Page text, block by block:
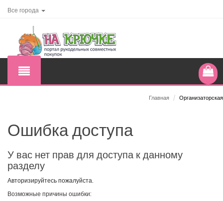
Все города
Главная / Организаторская
Ошибка доступа
У вас нет прав для доступа к данному
разделу
Авторизируйтесь пожалуйста.
Возможные причины ошибки: